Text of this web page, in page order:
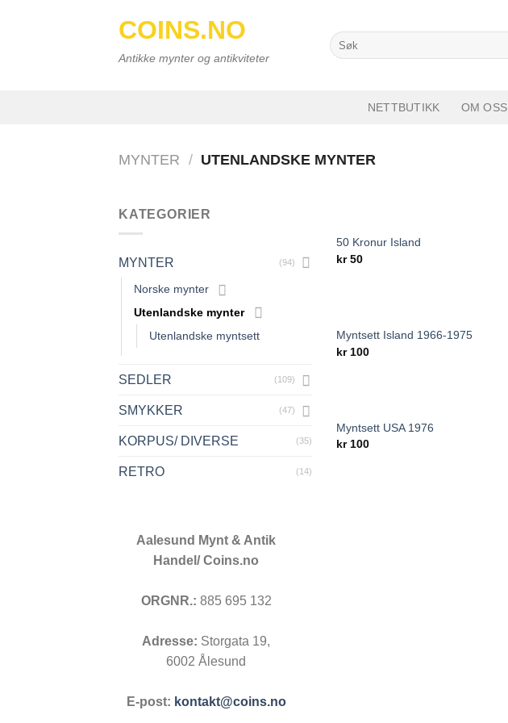
COINS.NO
Antikke mynter og antikviteter
Search
for:
NETTBUTIKK OM OSS
MYNTER / UTENLANDSKE MYNTER
KATEGORIER
MYNTER (94)
Norske mynter
Utenlandske mynter
Utenlandske myntsett
SEDLER (109)
SMYKKER (47)
KORPUS/ DIVERSE (35)
RETRO (14)
OUT OF STOCK
50 Kronur Island
kr50
Myntsett Island 1966-1975
kr100
Myntsett USA 1976
kr100
Aalesund Mynt & Antik
Handel/ Coins.no
ORGNR.: 885 695 132
Adresse: Storgata 19,
6002 Ålesund
E-post: kontakt@coins.no